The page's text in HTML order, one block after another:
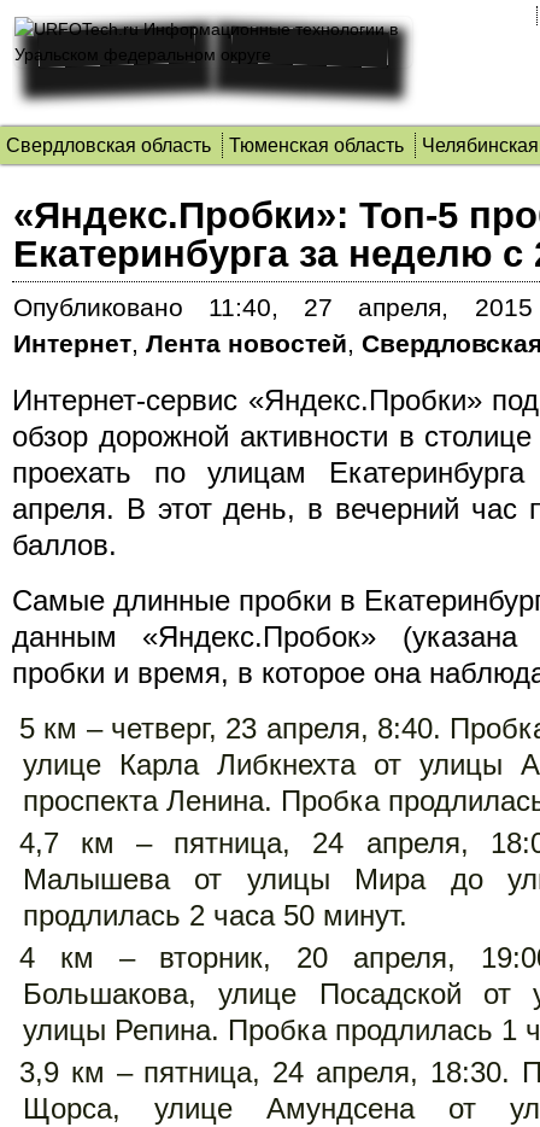
Свердловская область Тюменская область
«Яндекс.Пробки»: Топ-5
Екатеринбурга за неделю с
Опубликовано
11:40, 27 апреля,
Интернет, Лента новостей,
Интернет-сервис «Яндекс.Пробки»
обзор дорожной активности в
проехать по улицам
апреля. В этот день, в вечерний час
баллов.
Самые длинные пробки в
данным «Яндекс.Пробок» (указана
пробки и время, в которое она
5 км – четверг, 23 апреля, 8:40.
улице Карла Либкнехта от улицы
проспекта Ленина. Пробка
4,7 км – пятница, 24 апреля,
Малышева от улицы Мира до
продлилась 2 часа 50 минут.
4 км – вторник, 20 апреля,
Большакова, улице Посадской от
улицы Репина. Пробка продлилась 1
3,9 км – пятница, 24 апреля, 18:30.
Щорса, улице Амундсена от